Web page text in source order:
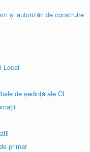
și autorizări de construire
Local
de ședință ale CL
primar